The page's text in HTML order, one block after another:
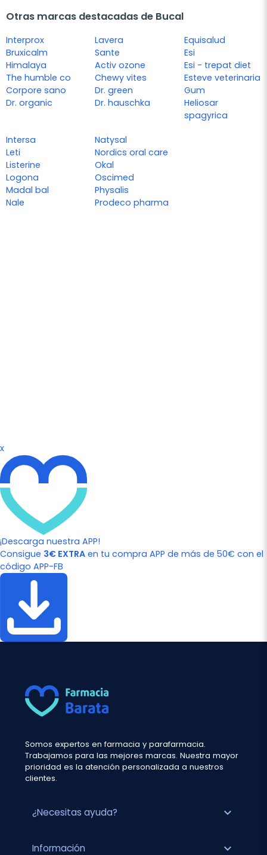
Otras marcas destacadas de Bucal
Interprox
Bruxicalm
Himalaya
The humble co
Corpore sano
Dr. organic
Lavera
Sante
Activ ozone
Chewy vites
Dr. green
Dr. hauschka
Equisalud
Esi
Esi - trepat diet
Esteve veterinaria
Gum
Heliosar
spagyrica
Intersa
Leti
Listerine
Logona
Madal bal
Nale
Natysal
Nordics oral care
Okal
Oscimed
Physalis
Prodeco pharma
x
¡Descarga nuestra APP!
Consigue 3€ EXTRA en tu compra APP de más de 50€ con el
código APP-FB
Somos expertos en farmacia y parafarmacia.
Trabajamos para las mejores marcas. Nuestra mayor
prioridad es la atención personalizada a nuestros
clientes.
¿Necesitas ayuda? expand_more
Información expand_more